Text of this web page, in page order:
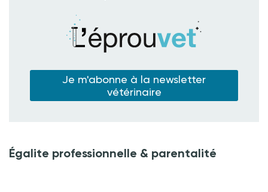
Je m'abonne à la newsletter
vétérinaire
Égalite professionnelle & parentalité